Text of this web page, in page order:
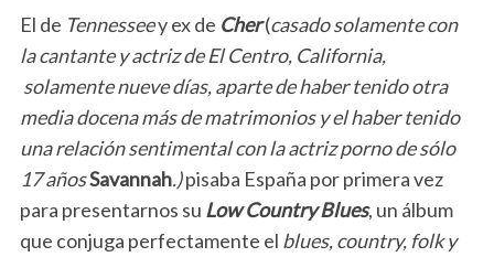
El de Tennesseey ex de Cher(casado solamente con
la cantante y actriz de El Centro, California,
solamente nueve días, aparte de haber tenido otra
media docena más de matrimonios y el haber tenido
una relación sentimental con la actriz porno de sólo
17 añosSavannah.)pisaba España por primera vez
para presentarnos su Low Country Blues, un álbum
que conjuga perfectamente el blues, country, folk y